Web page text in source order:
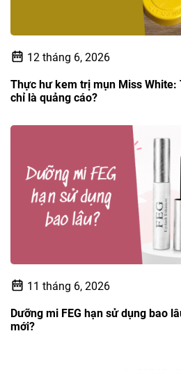
12 tháng 6, 2026
Thực hư kem trị mụn Miss White:
chỉ là quảng cáo?
11 tháng 6, 2026
Dưỡng mi FEG hạn sử dụng bao
mới?